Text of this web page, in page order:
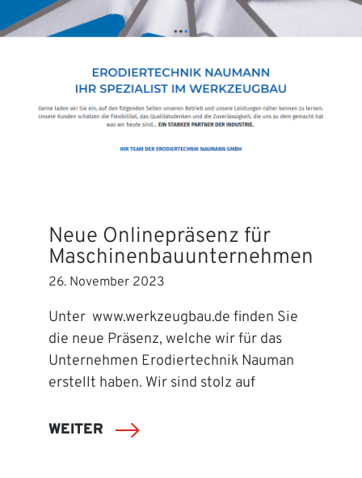
Neue Onlinepräsenz für
Maschinenbauunternehmen
26. November 2023
Unter www.werkzeugbau.de finden Sie
die neue Präsenz, welche wir für das
Unternehmen Erodiertechnik Nauman
erstellt haben. Wir sind stolz auf
WEITER